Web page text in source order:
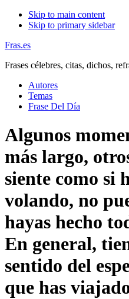
Skip to main content
Skip to primary sidebar
Fras.es
Frases célebres, citas, dichos,
Autores
Temas
Frase Del Día
Algunos
más largo,
siente como si
volando, no
hayas hecho
En general,
sentido del
que has